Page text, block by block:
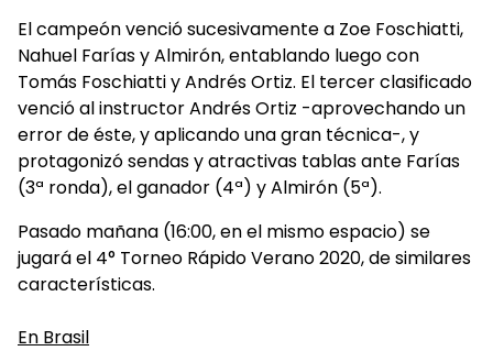
El campeón venció sucesivamente a Zoe Foschiatti,
Nahuel Farías y Almirón, entablando luego con
Tomás Foschiatti y Andrés Ortiz. El tercer clasificado
venció al instructor Andrés Ortiz -aprovechando un
error de éste, y aplicando una gran técnica-, y
protagonizó sendas y atractivas tablas ante Farías
(3ª ronda), el ganador (4ª) y Almirón (5ª).
Pasado mañana (16:00, en el mismo espacio) se
jugará el 4° Torneo Rápido Verano 2020, de similares
características.
En Brasil